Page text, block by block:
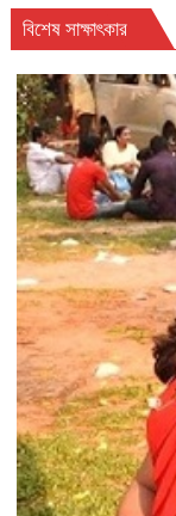
বিশেষ সাক্ষাৎকার